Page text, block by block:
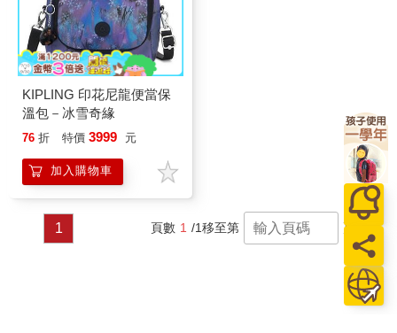
KIPLING 印花尼龍便當保
溫包－冰雪奇緣
76 折 特價 3999 元
加入購物車
1 頁數 1 /1移至第 頁